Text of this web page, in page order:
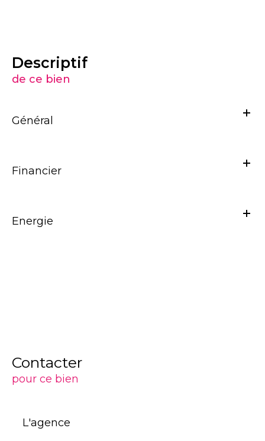
descriptif
de ce bien
Général
Financier
Energie
Contacter
pour ce bien
L'agence